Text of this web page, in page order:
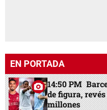
EN PORTADA
14:50 PM
de figura,
millones